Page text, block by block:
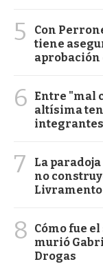
5
Con
tiene
aprobación
6
Entre "mal
altísima
7
La
no
Livramento
8
Cómo fue
murió
Drogas